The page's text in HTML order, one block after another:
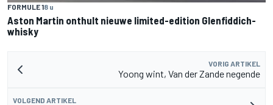
FORMULE 18 u
Aston Martin onthult nieuwe limited-edition Glenfiddich-
whisky
VORIG ARTIKEL
Yoong wint, Van der Zande negende
VOLGEND ARTIKEL